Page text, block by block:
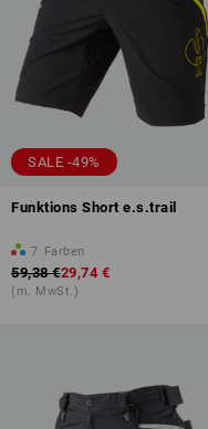
SALE -49%
Funktions Short e.s.trail
7 Farben
59,38 €29,74 €
(m. MwSt.)